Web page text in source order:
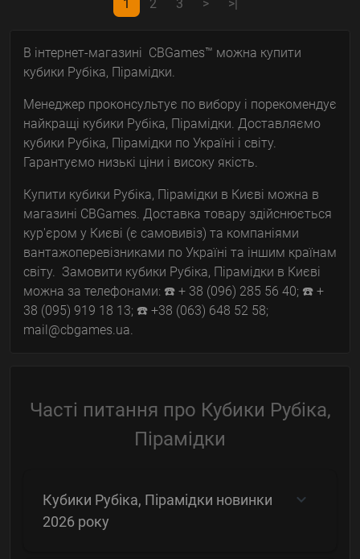
1 2 3 > >|
В інтернет-магазині CBGames™ можна купити
кубики Рубіка, Пірамідки.
Менеджер проконсультує по вибору і порекомендує
найкращі кубики Рубіка, Пірамідки. Доставляємо
кубики Рубіка, Пірамідки по Україні і світу.
Гарантуємо низькі ціни і високу якість.
Купити кубики Рубіка, Пірамідки в Києві можна в
магазині CBGames. Доставка товару здійснюється
кур'єром у Києві (є самовивіз) та компаніями
вантажоперевізниками по Україні та іншим країнам
світу. Замовити кубики Рубіка, Пірамідки в Києві
можна за телефонами: ☎️ + 38 (096) 285 56 40; ☎️ +
38 (095) 919 18 13; ☎️ +38 (063) 648 52 58;
mail@cbgames.ua.
Часті питання про Кубики Рубіка,
Пірамідки
Кубики Рубіка, Пірамідки новинки
2026 року